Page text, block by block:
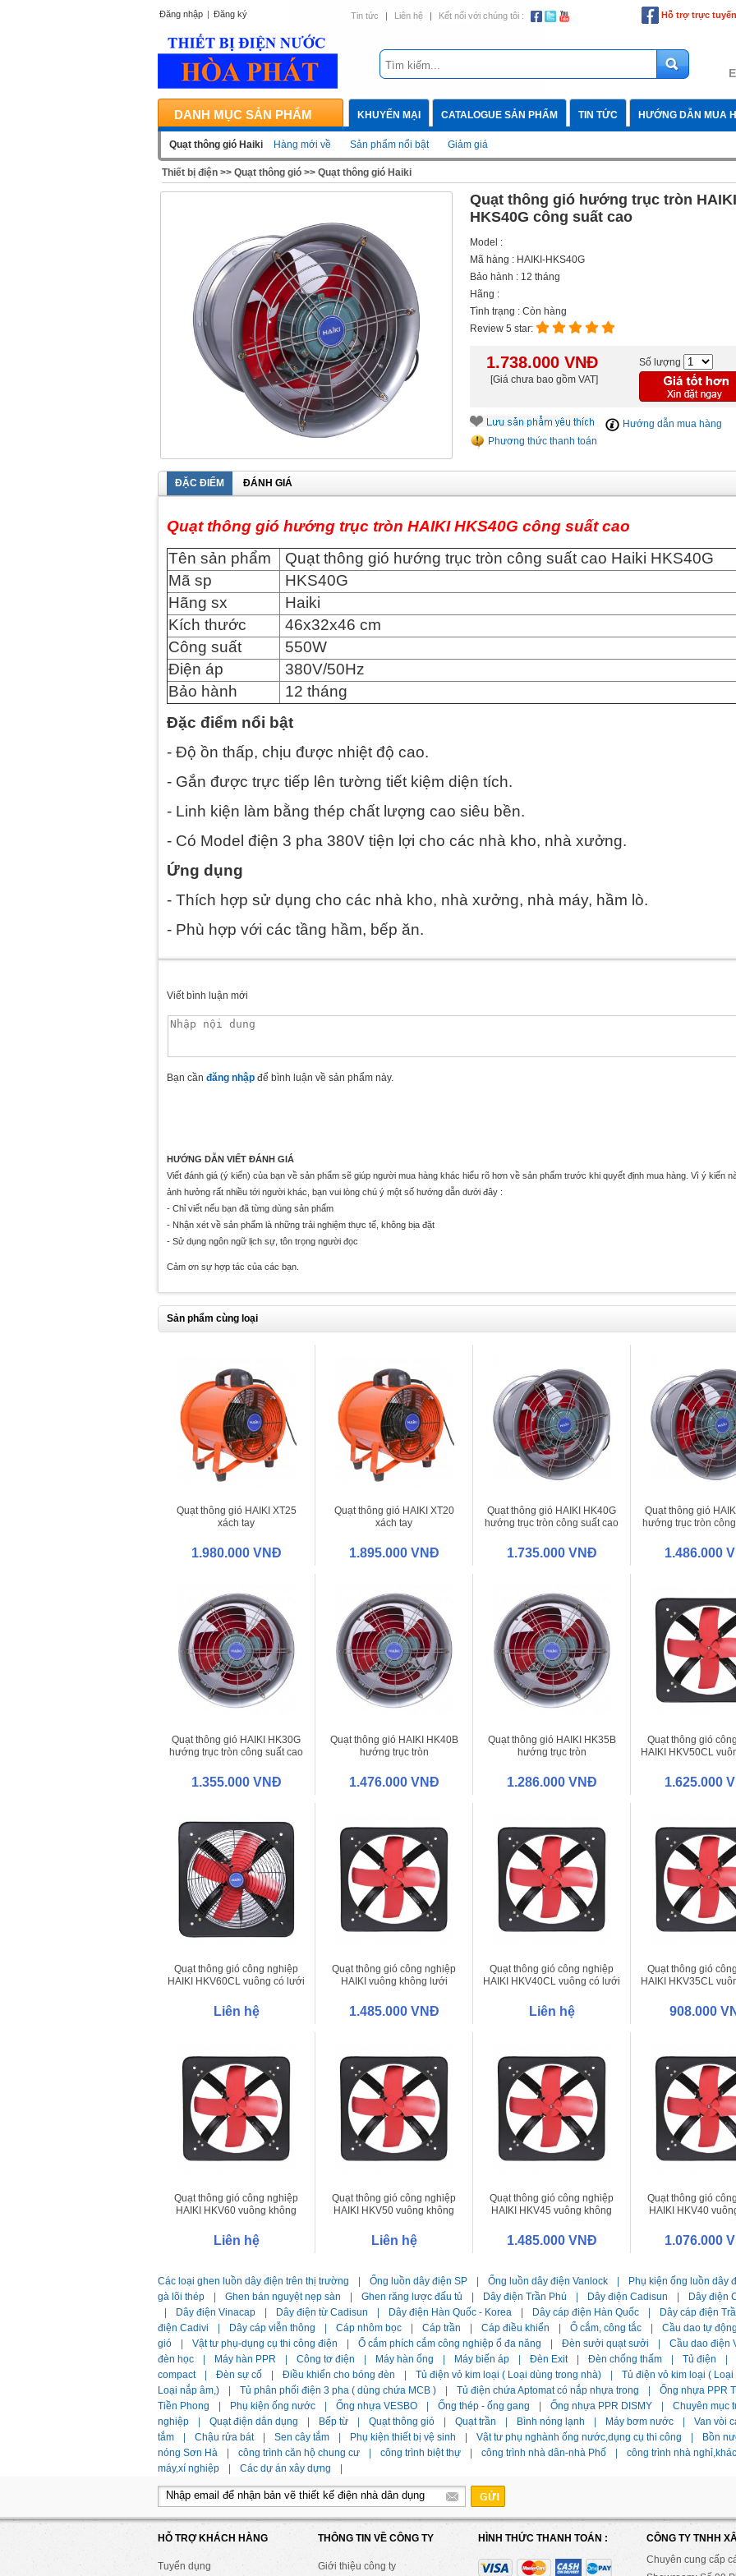
Đăng nhập | Đăng ký Tin tức | Liên hệ | Kết nối với chúng tôi : Hỗ trợ trực tuyến
DANH MỤC SẢN PHẨM KHUYẾN MẠI CATALOGUE SẢN PHẨM TIN TỨC HƯỚNG DẪN MUA
Quạt thông gió Haiki Hàng mới về Sản phẩm nổi bật Giảm giá
Thiết bị điện >> Quạt thông gió >> Quạt thông gió Haiki
Quạt thông gió hướng trục tròn HAIKI
HKS40G công suất cao
Model :
Mã hàng : HAIKI-HKS40G
Bảo hành : 12 tháng
Hãng :
Tình trạng : Còn hàng
Review 5 star:
1.738.000 VNĐ
[Giá chưa bao gồm VAT]
Số lượng
Hướng dẫn mua hàng
Phương thức thanh toán
ĐẶC ĐIỂM ĐÁNH GIÁ
Quạt thông gió hướng trục tròn HAIKI HKS40G công suất cao
Tên sản phẩm
Quạt thông gió hướng trục tròn công suất cao Haiki HKS40G
Mã sp
HKS40G
Hãng sx
Haiki
Kích thước
46x32x46 cm
Công suất
550W
Điện áp
380V/50Hz
Bảo hành
12 tháng
Đặc điểm nổi bật
- Độ ồn thấp, chịu được nhiệt độ cao.
- Gắn được trực tiếp lên tường tiết kiệm diện tích.
- Linh kiện làm bằng thép chất lượng cao siêu bền.
- Có Model điện 3 pha 380V tiện lợi cho các nhà kho, nhà xưởng.
Ứng dụng
- Thích hợp sử dụng cho các nhà kho, nhà xưởng, nhà máy, hầm lò.
- Phù hợp với các tầng hầm, bếp ăn.
Viết bình luận mới
Bạn cần đăng nhập để bình luận về sản phẩm này.
HƯỚNG DẪN VIẾT ĐÁNH GIÁ
Viết đánh giá (ý kiến) của bạn về sản phẩm sẽ giúp người mua hàng khác hiểu rõ hơn về sản phẩm trước khi quyết định mua hàng. Vì ý kiến
ảnh hưởng rất nhiều tới người khác, bạn vui lòng chú ý một số hướng dẫn dưới đây :
- Chỉ viết nếu bạn đã từng dùng sản phẩm
- Nhận xét về sản phẩm là những trải nghiệm thực tế, không bịa đặt
- Sử dụng ngôn ngữ lịch sự, tôn trọng người đọc
Cảm ơn sự hợp tác của các bạn.
Sản phẩm cùng loại
Quạt thông gió HAIKI XT25
xách tay
1.980.000 VNĐ
Quạt thông gió HAIKI XT20
xách tay
1.895.000 VNĐ
Quạt thông gió HAIKI HK40G
hướng trục tròn công suất cao
1.735.000 VNĐ
Quạt thông gió
hướng trục tròn
1.486.000
Quạt thông gió HAIKI HK30G
hướng trục tròn công suất cao
1.355.000 VNĐ
Quạt thông gió HAIKI HK40B
hướng trục tròn
1.476.000 VNĐ
Quạt thông gió HAIKI HK35B
hướng trục tròn
1.286.000 VNĐ
Quạt thông gió
HAIKI HKV50CL
1.625.000
Quạt thông gió công nghiệp
HAIKI HKV60CL vuông có lưới
Liên hệ
Quạt thông gió công nghiệp
HAIKI vuông không lưới
1.485.000 VNĐ
Quạt thông gió công nghiệp
HAIKI HKV40CL vuông có lưới
Liên hệ
Quạt thông gió
HAIKI HKV35CL
908.000
Quạt thông gió công nghiệp
HAIKI HKV60 vuông không
Liên hệ
Quạt thông gió công nghiệp
HAIKI HKV50 vuông không
Liên hệ
Quạt thông gió công nghiệp
HAIKI HKV45 vuông không
1.485.000 VNĐ
Quạt thông gió
HAIKI HKV40
1.076.000
Các loại ghen luồn dây điện trên thị trường | Ống luồn dây điện SP | Ống luồn dây điện Vanlock |
Phụ kiện ống luồn dây
gà lõi thép
| Ghen bán nguyệt nẹp sàn | Ghen răng lược đấu tủ | Dây điện Trần Phú | Dây điện Cadisun |
Dây điện
|
Dây điện Vinacap | Dây điện từ Cadisun | Dây điện Hàn Quốc - Korea | Dây cáp điện Hàn Quốc |
Dây cáp điện
điện Cadivi
| Dây cáp viễn thông | Cáp nhôm bọc | Cáp trần | Cáp điều khiển | Ổ cắm, công tắc |
Cầu dao tự
gió
| Vật tư phụ-dụng cụ thi công điện | Ổ cắm phích cắm công nghiệp ổ đa năng | Đèn sưởi quạt sưởi |
Cầu dao điện
đèn học
| Máy hàn PPR | Công tơ điện | Máy hàn ống | Máy biến áp | Đèn Exit | Đèn chống thấm | Tủ điện
|
compact
| Đèn sự cố | Điều khiển cho bóng đèn | Tủ điện vỏ kim loại ( Loại dùng trong nhà) |
Tủ điện vỏ kim loại (
Loại nắp âm,)
| Tủ phân phối điện 3 pha ( dùng chứa MCB ) | Tủ điện chứa Aptomat có nắp nhựa trong |
Ống nhựa PPR
Tiền Phong
| Phụ kiện ống nước | Ống nhựa VESBO | Ống thép - ống gang | Ống nhựa PPR DISMY |
Chuyên mục
nghiệp
| Quạt điện dân dụng | Bếp từ | Quạt thông gió | Quạt trần | Bình nóng lạnh | Máy bơm nước |
Van vòi
tắm
| Chậu rửa bát | Sen cây tắm | Phụ kiện thiết bị vệ sinh | Vật tư phụ nghành ống nước,dụng cụ thi công |
Bồn
nóng Sơn Hà
| công trình căn hộ chung cư | công trình biệt thự | công trình nhà dân-nhà Phố |
công trình nhà
máy,xí nghiệp
| Các dự án xây dựng |
HỖ TRỢ KHÁCH HÀNG
Tuyển dụng
THÔNG TIN VỀ CÔNG TY
Giới thiệu công ty
HÌNH THỨC THANH TOÁN :
CÔNG TY TNHH
Chuyên cung cấp